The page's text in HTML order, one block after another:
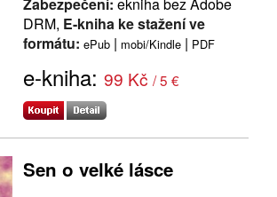
Zabezpečení: ekniha bez Adobe
DRM, E-kniha ke stažení ve
formátu: ePub | mobi/Kindle | PDF
e-kniha: 99 Kč / 5 €
Sen o velké lásce